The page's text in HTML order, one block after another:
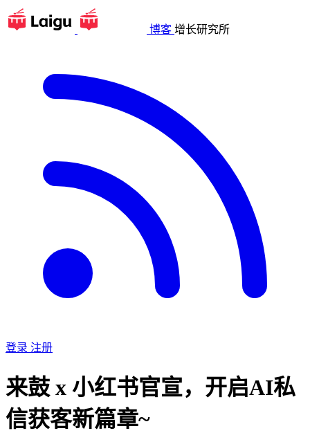
博客 增长研究所
登录 注册
来鼓 x 小红书官宣，开启AI私
信获客新篇章~